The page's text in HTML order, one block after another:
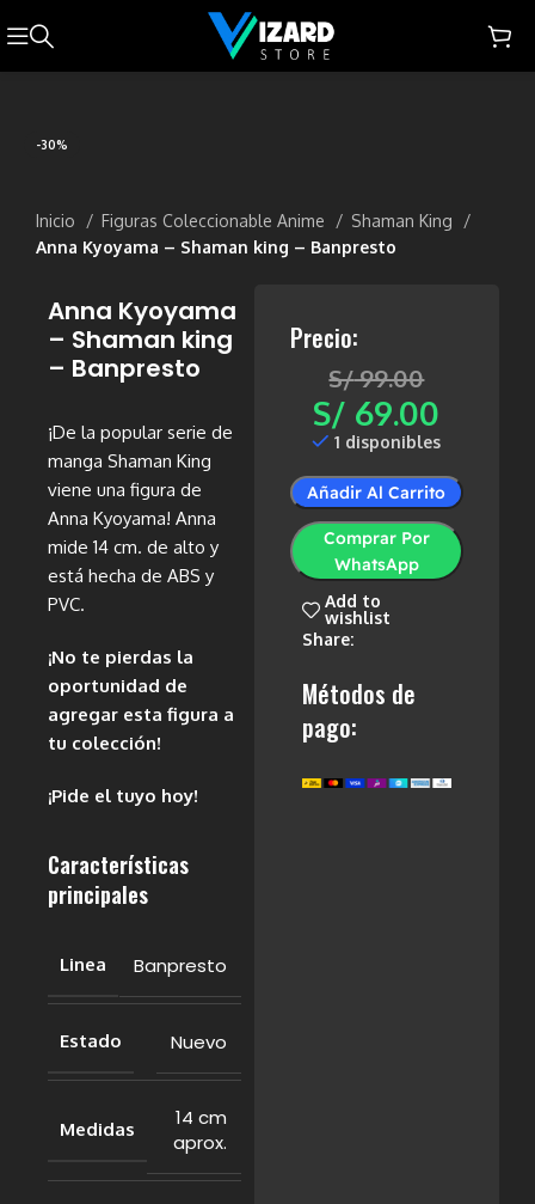
-30%
Inicio Figuras Coleccionable Anime
Shaman King
Anna Kyoyama – Shaman king – Banpresto
Anna Kyoyama
– Shaman king
– Banpresto
¡De la popular serie de
manga Shaman King
viene una figura de
Anna Kyoyama! Anna
mide 14 cm. de alto y
está hecha de ABS y
PVC.
¡No te pierdas la
oportunidad de
agregar esta figura a
tu colección!
¡Pide el tuyo hoy!
Características
principales
Linea Banpresto
Estado Nuevo
Medidas
14 cm
aprox.
Precio:
S/99.00
S/ 69.00
1 disponibles
Añadir Al Carrito
Comprar Por
WhatsApp
Add to
wishlist
Share:
Métodos de
pago: